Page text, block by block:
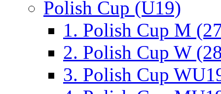
Polish Cup (U19)
1. Polish Cup M
2. Polish Cup W
3. Polish Cup